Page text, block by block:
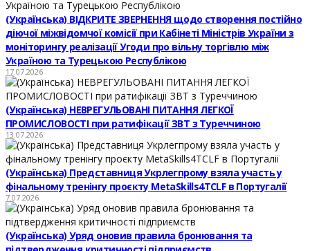
(Українська) ВІДКРИТЕ ЗВЕРНЕННЯ щодо створення постійно
діючої міжвідомчої комісії при Кабінеті Міністрів України з
моніторингу реалізації Угоди про вільну торгівлю між
Україною та Турецькою Республікою
17.07.2026
(Українська) НЕВРЕГУЛЬОВАНІ ПИТАННЯ ЛЕГКОЇ
ПРОМИСЛОВОСТІ при ратифікації ЗВТ з Туреччиною
13.07.2026
(Українська) Представниця Укрлегпрому взяла участь у
фінальному тренінгу проєкту MetaSkills4TCLF в Португалії
7.07.2026
(Українська) Уряд оновив правила бронювання та